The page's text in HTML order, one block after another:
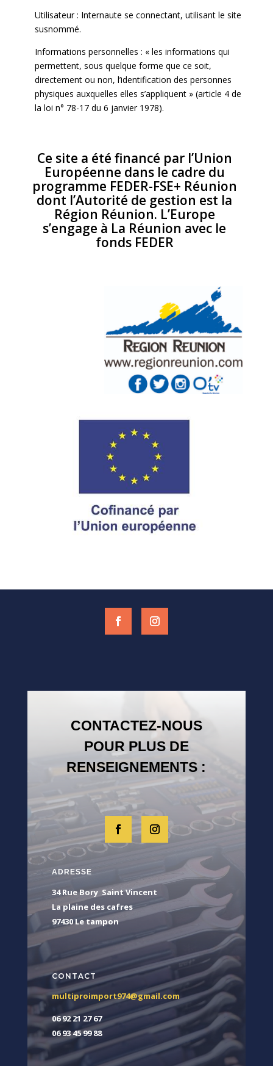
Utilisateur : Internaute se connectant, utilisant le site
susnommé.
Informations personnelles : « les informations qui
permettent, sous quelque forme que ce soit,
directement ou non, l’identification des personnes
physiques auxquelles elles s’appliquent » (article 4 de
la loi n° 78-17 du 6 janvier 1978).
Ce site a été financé par l’Union
Européenne dans le cadre du
programme FEDER-FSE+ Réunion
dont l’Autorité de gestion est la
Région Réunion. L’Europe
s’engage à La Réunion avec le
fonds FEDER
CONTACTEZ-NOUS
POUR PLUS DE
RENSEIGNEMENTS :
ADRESSE
34 Rue Bory Saint Vincent
La plaine des cafres
97430 Le tampon
CONTACT
multiproimport974@gmail.com
06 92 21 27 67
06 93 45 99 88